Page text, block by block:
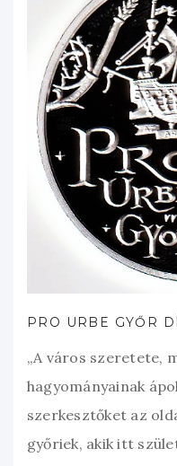
PRO URBE GYŐR
„A város szeretete,
hagyományainak
szerkesztőket az
győriek, akik itt